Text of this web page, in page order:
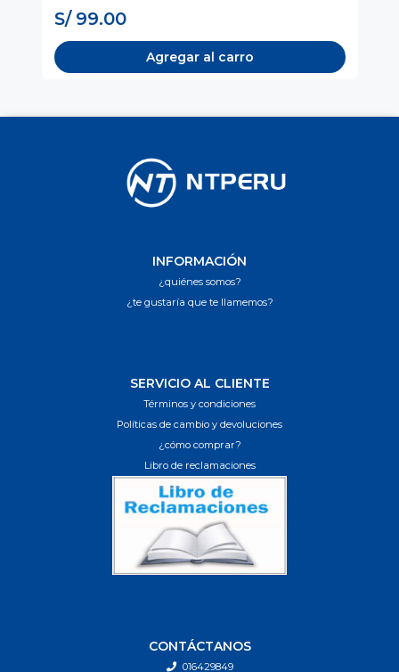
S/ 99.00
Agregar al carro
INFORMACIÓN
¿quiénes somos?
¿te gustaría que te llamemos?
SERVICIO AL CLIENTE
Términos y condiciones
Políticas de cambio y devoluciones
¿cómo comprar?
Libro de reclamaciones
CONTÁCTANOS
016429849